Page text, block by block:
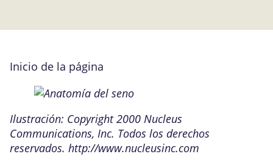
Inicio de la página
Ilustración: Copyright 2000 Nucleus
Communications, Inc. Todos los derechos
reservados. http://www.nucleusinc.com